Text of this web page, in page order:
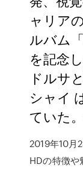
ャリア
ルバム
を記念
ドルサ
シャイ
ていた
2019年10月
HDの特徴や